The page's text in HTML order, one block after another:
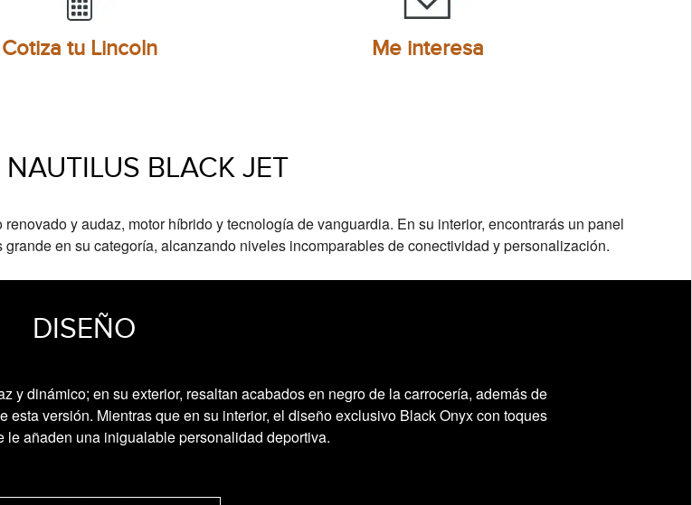
Cotiza tu Lincoln Me interesa
BLACK JET
y audaz, motor híbrido y tecnología de vanguardia. En su interior, encontrarás un panel
en su categoría, alcanzando niveles incomparables de conectividad y personalización.
DISEÑO
y dinámico; en su exterior, resaltan acabados en negro de la carrocería, además de
versión. Mientras que en su interior, el diseño exclusivo Black Onyx con toques
le añaden una inigualable personalidad deportiva.